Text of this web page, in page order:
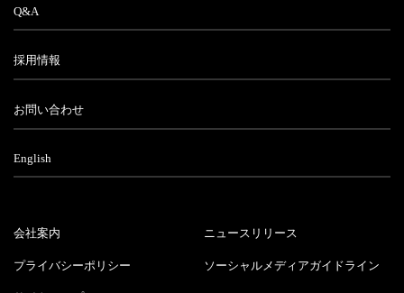
Q&A
採用情報
お問い合わせ
English
会社案内 ニュースリリース
プライバシーポリシー ソーシャルメディアガイドライン